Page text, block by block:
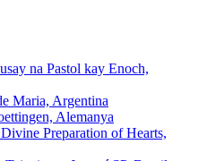
na Pastol kay Enoch,
Maria, Argentina
Alemanya
Preparation of Hearts,